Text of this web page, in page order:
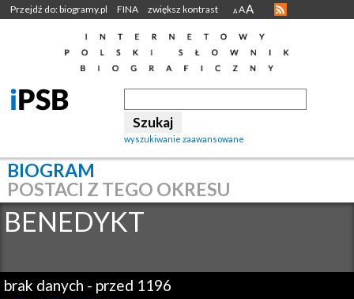
Przejdź do: biogramy.pl FINA zwiększ kontrast A AA
wyszukiwanie zaawansowane
BIOGRAM
POSTACI Z TEGO OKRESU
BENEDYKT
brak danych - przed 1196